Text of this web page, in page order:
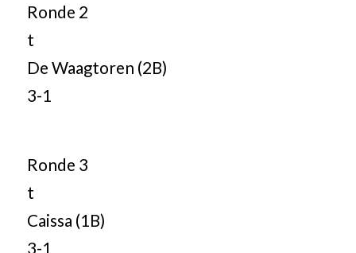
Ronde 2
t
De Waagtoren (2B)
3-1
Ronde 3
t
Caissa (1B)
3-1